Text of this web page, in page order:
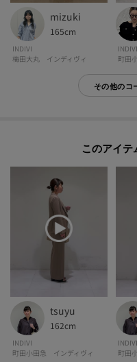
活用できます。
【仕様】
・ポケット数：外側×2 内側×6
■気になるアイテムは『お気に
オンラインサイトの各アイテムに
クリックして簡単に追加できます！
[おすすめPOINT]
お得な情報をGETできます！！
再入荷通知や、値下げ情報・在
POINT.2
マイページでお気に入り一覧をチ
mizuki
165cm
INDIVI
梅田大丸 インディヴィ
INDIVI
町田
その他のコ
このアイ
tsuyu
162cm
INDIVI
町田小田急 インディヴィ
INDIVI
町田